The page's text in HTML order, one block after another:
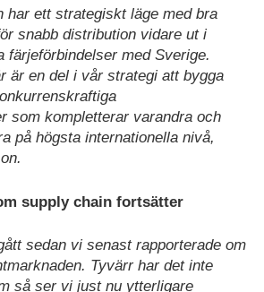
har ett strategiskt läge med bra
snabb distribution vidare ut i
färjeförbindelser med Sverige.
är en del i vår strategi att bygga
som kompletterar varandra och
på högsta internationella nivå,
supply chain fortsätter
sedan vi senast rapporterade om
Tyvärr har det inte
så ser vi just nu ytterligare